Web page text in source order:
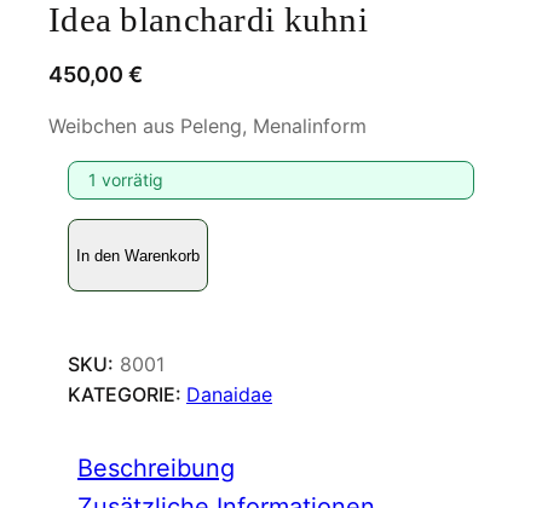
Idea blanchardi kuhni
450,00 €
Weibchen aus Peleng, Menalinform
1 vorrätig
I
d
e
b
l
In den Warenkorb
SKU: 8001
KATEGORIE: Danaidae
Beschreibung